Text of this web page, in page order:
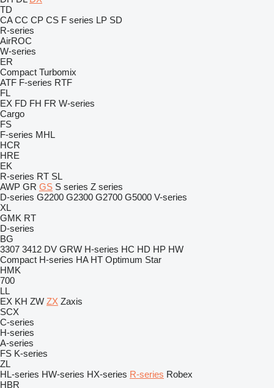
TD
CA CC CP CS F series LP SD
R-series
AirROC
W-series
ER
Compact Turbomix
ATF F-series RTF
FL
EX FD FH FR W-series
Cargo
FS
F-series MHL
HCR
HRE
EK
R-series RT SL
AWP GR GS S series Z series
D-series G2200 G2300 G2700 G5000 V-series
XL
GMK RT
D-series
BG
3307 3412 DV GRW H-series HC HD HP HW
Compact H-series HA HT Optimum Star
HMK
700
LL
EX KH ZW ZX Zaxis
SCX
C-series
H-series
A-series
FS K-series
ZL
HL-series HW-series HX-series R-series Robex
HBR